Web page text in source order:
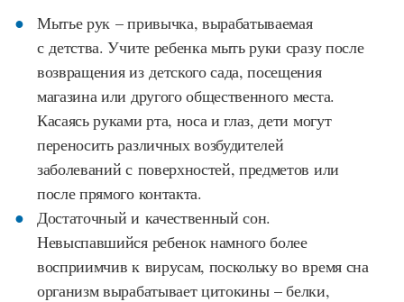
Мытье рук – привычка, вырабатываемая
с детства. Учите ребенка мыть руки сразу после
возвращения из детского сада, посещения
магазина или другого общественного места.
Касаясь руками рта, носа и глаз, дети могут
переносить различных возбудителей
заболеваний с поверхностей, предметов или
после прямого контакта.
Достаточный и качественный сон.
Невыспавшийся ребенок намного более
восприимчив к вирусам, поскольку во время сна
организм вырабатывает цитокины – белки,